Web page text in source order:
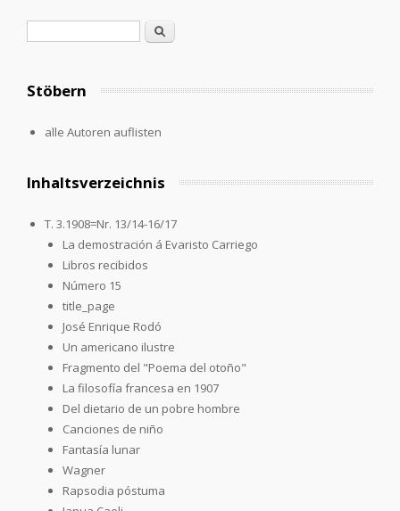
Search
Stöbern
alle Autoren auflisten
Inhaltsverzeichnis
T. 3.1908=Nr. 13/14-16/17
La demostración á Evaristo Carriego
Libros recibidos
Número 15
title_page
José Enrique Rodó
Un americano ilustre
Fragmento del "Poema del otoño"
La filosofía francesa en 1907
Del dietario de un pobre hombre
Canciones de niño
Fantasía lunar
Wagner
Rapsodia póstuma